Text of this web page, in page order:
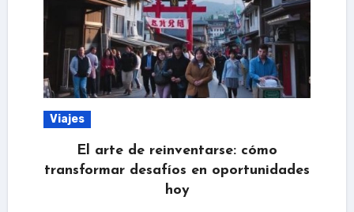
Viajes
El arte de reinventarse: cómo
transformar desafíos en oportunidades
hoy